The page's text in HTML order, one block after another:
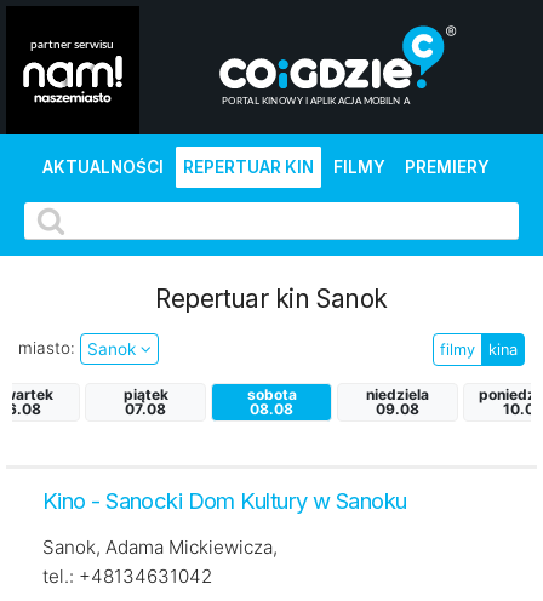
AKTUALNOŚCI REPERTUAR KIN FILMY PREMIERY
Repertuar kin Sanok
miasto: Sanok filmy kina
piątek
07.08
sobota
08.08
niedziela
09.08
10.08
Kino - Sanocki Dom Kultury w Sanoku
Sanok, Adama Mickiewicza,
tel.: +48134631042